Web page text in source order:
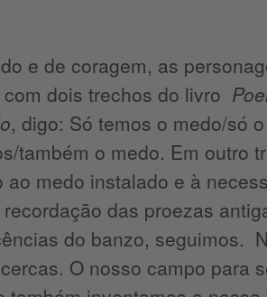
e de coragem, as
dois trechos do livro
, digo: Só temos o medo/só
também o medo. Em outro
medo instalado e à
das proezas
do banzo, seguimos.
O nosso campo para